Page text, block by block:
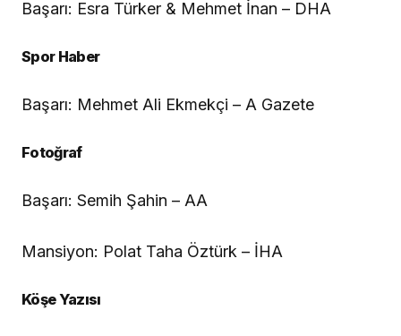
Başarı: Esra Türker & Mehmet İnan – DHA
Spor Haber
Başarı: Mehmet Ali Ekmekçi – A Gazete
Fotoğraf
Başarı: Semih Şahin – AA
Mansiyon: Polat Taha Öztürk – İHA
Köşe Yazısı